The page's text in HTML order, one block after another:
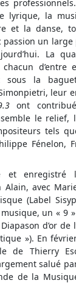
lyrique, la
et la danse,
un large
La
d’entre
sous la
leur
ont
le relief,
tels
Fénelon,
et enregistré
Alain, avec
(Label
un « 9
d’or de
»). En
de Thierry
salué
de la